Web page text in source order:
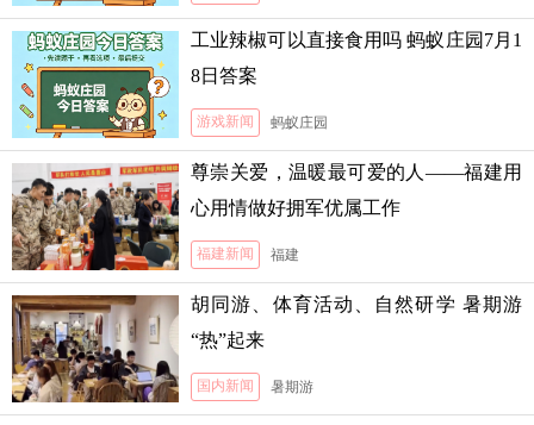
工业辣椒可以直接食用吗 蚂蚁庄园7月1
8日答案
游戏新闻 蚂蚁庄园
尊崇关爱，温暖最可爱的人——福建用
心用情做好拥军优属工作
福建新闻 福建
胡同游、体育活动、自然研学 暑期游
“热”起来
国内新闻 暑期游